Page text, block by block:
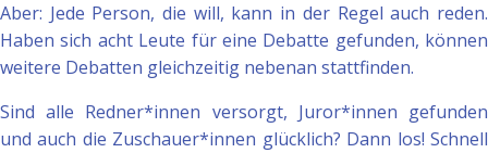
Aber: Jede Person, die will, kann in der Regel auch reden.
Haben sich acht Leute für eine Debatte gefunden, können
weitere Debatten gleichzeitig nebenan stattfinden.
Sind alle Redner*innen versorgt, Juror*innen gefunden
und auch die Zuschauer*innen glücklich? Dann los! Schnell